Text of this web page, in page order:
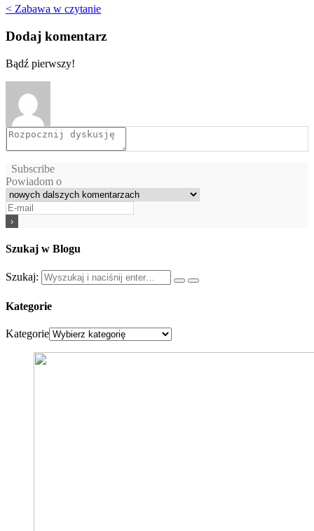
< Zabawa w czytanie
Dodaj komentarz
Bądź pierwszy!
Subscribe
Powiadom o
Szukaj w Blogu
Szukaj:
Kategorie
Kategorie